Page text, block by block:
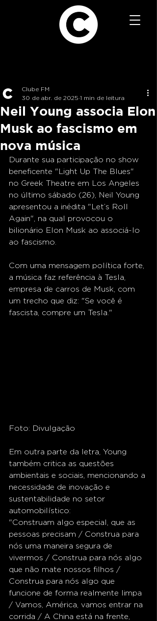
Neil Young associa Elon
Musk ao fascismo em
nova música
Clube FM
30 de abr. de 2025 1 min de leitura
Durante sua participação no show
beneficente "Light Up The Blues"
no Greek Theatre em Los Angeles
no último sábado (26), Neil Young
apresentou a inédita "Let’s Roll
Again", na qual provocou o
bilionário Elon Musk ao associá-lo
ao fascismo.
Com uma mensagem política forte,
a música faz referência à Tesla,
empresa de carros de Musk, com
um trecho que diz: "Se você é
fascista, compre um Tesla."
Foto: Divulgação
Em outra parte da letra, Young
também critica as questões
ambientais e sociais, mencionando a
necessidade de inovação e
sustentabilidade no setor
automobilístico:
"Construam algo especial, que as
pessoas precisam / Construa para
nós uma maneira segura de
vivermos / Construa para nós algo
que não mate nossos filhos /
Construa para nós algo que
funcione de forma realmente limpa
/ Vamos, América, vamos entrar na
corrida / A China está na frente,